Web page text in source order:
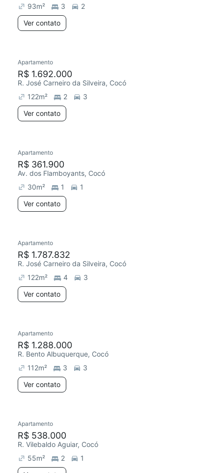
93m² 3
2
Ver contato
Apartamento
R$ 1.692.000
R. José Carneiro da Silveira, Cocó
122m² 2
3
Ver contato
Apartamento
R$ 361.900
Av. dos Flamboyants, Cocó
30m² 1
1
Ver contato
Apartamento
R$ 1.787.832
R. José Carneiro da Silveira, Cocó
122m² 4
3
Ver contato
Apartamento
R$ 1.288.000
R. Bento Albuquerque, Cocó
112m² 3
3
Ver contato
Apartamento
R$ 538.000
R. Vilebaldo Aguiar, Cocó
55m² 2
1